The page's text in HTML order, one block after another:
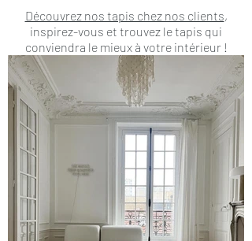
Découvrez nos tapis chez nos clients,
inspirez-vous et trouvez le tapis qui
conviendra le mieux à votre intérieur !